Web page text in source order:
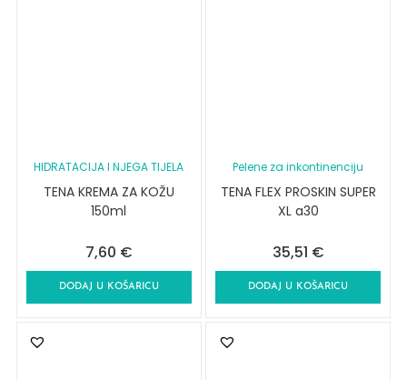
HIDRATACIJA I NJEGA TIJELA
TENA KREMA ZA KOŽU
150ml
7,60 €
DODAJ U KOŠARICU
Pelene za inkontinenciju
TENA FLEX PROSKIN SUPER
XL a30
35,51 €
DODAJ U KOŠARICU